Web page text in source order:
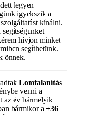
legyen
igyekszik a
kínálni.
hívjon minket
segíthetünk.
önnek.
Lomtalanítás
venni a
az év bármelyik
bármikor a +36